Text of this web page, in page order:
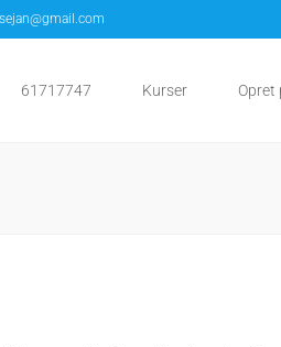
61717747 Kurser Opret